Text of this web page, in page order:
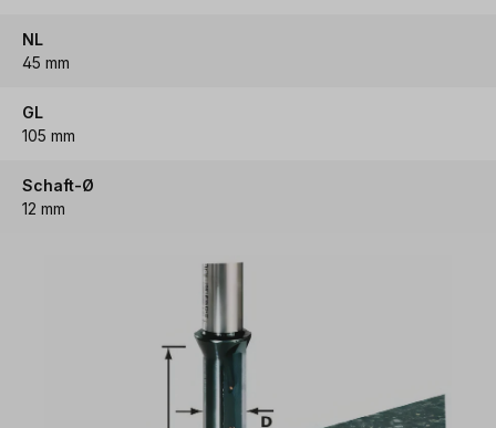
NL
45 mm
GL
105 mm
Schaft-Ø
12 mm